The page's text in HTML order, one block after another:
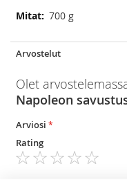
Lisätietoja700 g
Arvostelut
Olet
Napoleon
Arviosi
Rating